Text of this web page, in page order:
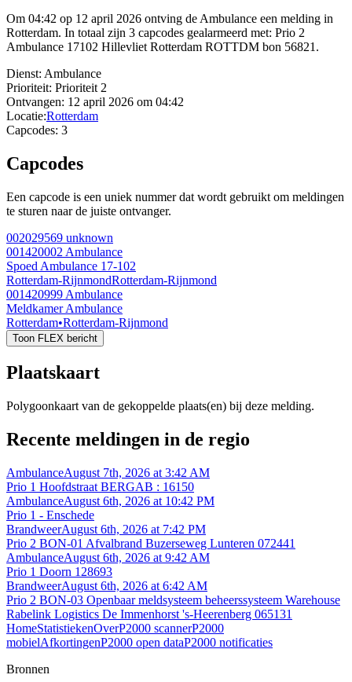
Om 04:42 op 12 april 2026 ontving de Ambulance een melding in
Rotterdam. In totaal zijn 3 capcodes gealarmeerd met: Prio 2
Ambulance 17102 Hillevliet Rotterdam ROTTDM bon 56821.
Dienst: Ambulance
Prioriteit: Prioriteit 2
Ontvangen: 12 april 2026 om 04:42
Locatie:Rotterdam
Capcodes: 3
Capcodes
Een capcode is een uniek nummer dat wordt gebruikt om meldingen
te sturen naar de juiste ontvanger.
002029569 unknown
001420002 Ambulance
Spoed Ambulance 17-102
Rotterdam-RijnmondRotterdam-Rijnmond
001420999 Ambulance
Meldkamer Ambulance
Rotterdam•Rotterdam-Rijnmond
Toon FLEX bericht
Plaatskaart
Polygoonkaart van de gekoppelde plaats(en) bij deze melding.
Recente meldingen in de regio
AmbulanceAugust 7th, 2026 at 3:42 AM
Prio 1 Hoofdstraat BERGAB : 16150
AmbulanceAugust 6th, 2026 at 10:42 PM
Prio 1 - Enschede
BrandweerAugust 6th, 2026 at 7:42 PM
Prio 2 BON-01 Afvalbrand Buzerseweg Lunteren 072441
AmbulanceAugust 6th, 2026 at 9:42 AM
Prio 1 Doorn 128693
BrandweerAugust 6th, 2026 at 6:42 AM
Prio 2 BON-03 Openbaar meldsysteem beheerssysteem Warehouse
Rabelink Logistics De Immenhorst 's-Heerenberg 065131
HomeStatistiekenOverP2000 scannerP2000
mobielAfkortingenP2000 open dataP2000 notificaties
Bronnen